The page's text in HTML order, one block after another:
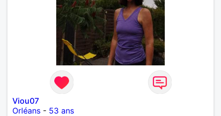
Viou07
Orléans - 53 ans